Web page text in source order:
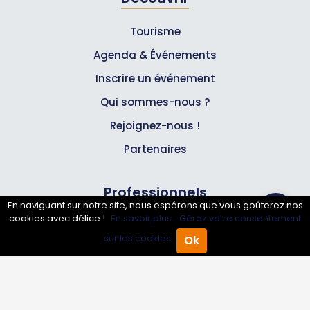
Annuaire Pro Agenda
Tourisme
Agenda & Événements
Inscrire un événement
Qui sommes-nous ?
Rejoignez-nous !
Partenaires
Professionnels
Annuaire pro
Inscrire mon entreprise
En naviguant sur notre site, nous espérons que vous goûterez nos
cookies avec délice ! En savoir plus. Gérez votre consentement
sur les cookies.
Ok